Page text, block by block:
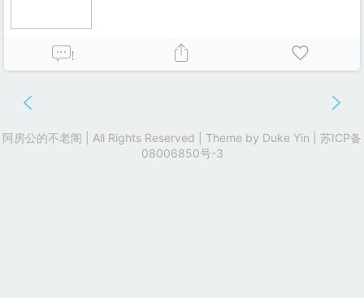
!
阿房公的不老阁 | All Rights Reserved | Theme by Duke Yin
苏ICP备
08006850号-3